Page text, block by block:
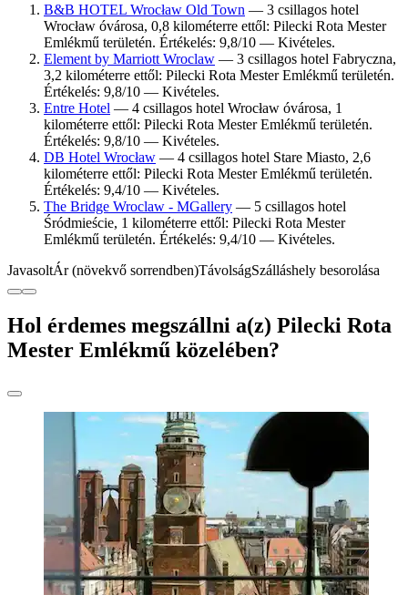
B&B HOTEL Wrocław Old Town — 3 csillagos hotel
Wrocław óvárosa, 0,8 kilométerre ettől: Pilecki Rota Mester
Emlékmű területén. Értékelés: 9,8/10 — Kivételes.
Element by Marriott Wroclaw — 3 csillagos hotel Fabryczna,
3,2 kilométerre ettől: Pilecki Rota Mester Emlékmű területén.
Értékelés: 9,8/10 — Kivételes.
Entre Hotel — 4 csillagos hotel Wrocław óvárosa, 1
kilométerre ettől: Pilecki Rota Mester Emlékmű területén.
Értékelés: 9,8/10 — Kivételes.
DB Hotel Wrocław — 4 csillagos hotel Stare Miasto, 2,6
kilométerre ettől: Pilecki Rota Mester Emlékmű területén.
Értékelés: 9,4/10 — Kivételes.
The Bridge Wroclaw - MGallery — 5 csillagos hotel
Śródmieście, 1 kilométerre ettől: Pilecki Rota Mester
Emlékmű területén. Értékelés: 9,4/10 — Kivételes.
JavasoltÁr (növekvő sorrendben)TávolságSzálláshely besorolása
Hol érdemes megszállni a(z) Pilecki Rota
Mester Emlékmű közelében?